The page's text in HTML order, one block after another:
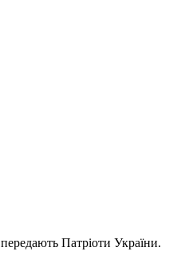
передають Патріоти України.